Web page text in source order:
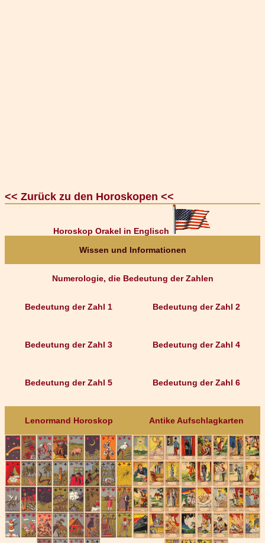
<< Zurück zu den Horoskopen <<
Horoskop Orakel in Englisch
Wissen und Informationen
Numerologie, die Bedeutung der Zahlen
Bedeutung der Zahl 1
Bedeutung der Zahl 3
Bedeutung der Zahl 5
Bedeutung der Zahl 2
Bedeutung der Zahl 4
Bedeutung der Zahl 6
Lenormand Horoskop Antike Aufschlagkarten